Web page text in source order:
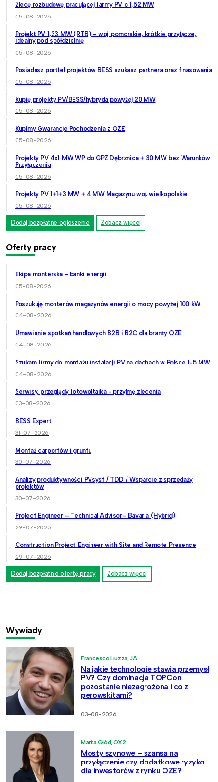
Zlecę rozbudowę pracującej farmy PV o 1,52 MW
05-08-2026
Projekt PV 1,33 MW (RTB) – woj. pomorskie, krótkie przyłącze,
idealny pod spółdzielnię
05-08-2026
Posiadasz portfel projektów BESS szukasz partnera oraz finasowania
05-08-2026
Kupię projekty PV/BESS/hybryda powyżej 20 MW
05-08-2026
Kupimy Gwarancje Pochodzenia z OZE
05-08-2026
Projekty PV 4x1 MW WP do GPZ Dębrznica + 30 MW bez Warunków
Przyłączenia
05-08-2026
Projekty PV 1+1+3 MW + 4 MW Magazynu woj. wielkopolskie
05-08-2026
Dodaj bezpłatne ogłoszenie Zobacz więcej
Oferty pracy
Ekipa monterska - banki energii
05-08-2026
Poszukuję monterów magazynów energii o mocy powyżej 100 kW
04-08-2026
Umawianie spotkań handlowych B2B i B2C dla branży OZE
04-08-2026
Szukam firmy do montażu instalacji PV na dachach w Polsce 1-5 MW
04-08-2026
Serwisy, przeglądy fotowoltaika - przyjmę zlecenia
03-08-2026
BESS Expert
31-07-2026
Montaż carportów i gruntu
30-07-2026
Analizy produktywności PVsyst / TDD / Wsparcie z sprzedaży
projektów
30-07-2026
Project Engineer – Technical Advisor– Bavaria (Hybrid)
29-07-2026
Construction Project Engineer with Site and Remote Presence
29-07-2026
Dodaj bezpłatnie ofertę pracy Zobacz więcej
Wywiady
Francesco Liuzza, JA
Na jakie technologie stawia przemysł
PV? Czy dominacja TOPCon
pozostanie niezagrożona i co z
perowskitami?
03-08-2026
Marta Głód, OX2
Mosty szynowe – szansa na
przyłączenie czy dodatkowe ryzyko
dla inwestorów z rynku OZE?